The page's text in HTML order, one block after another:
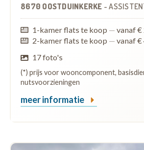
8670 OOSTDUINKERKE -
1-kamer flats te koop — vanaf €
2-kamer flats te koop — vanaf €
17 foto's
(*) prijs voor wooncomponent,
nutsvoorzieningen
meer informatie